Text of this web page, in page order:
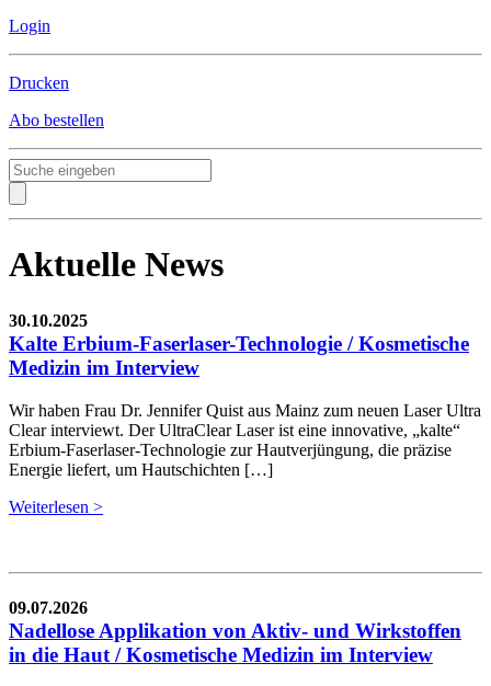
Login
Drucken
Abo bestellen
Aktuelle News
30.10.2025
Kalte Erbium-Faserlaser-Technologie / Kosmetische
Medizin im Interview
Wir haben Frau Dr. Jennifer Quist aus Mainz zum neuen Laser Ultra
Clear interviewt. Der UltraClear Laser ist eine innovative, „kalte“
Erbium-Faserlaser-Technologie zur Hautverjüngung, die präzise
Energie liefert, um Hautschichten […]
Weiterlesen >
09.07.2026
Nadellose Applikation von Aktiv- und Wirkstoffen
in die Haut / Kosmetische Medizin im Interview